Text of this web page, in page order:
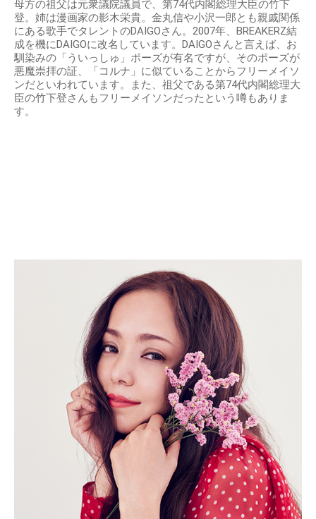
母方の祖父は元衆議院議員で、第74代内閣総理大臣の竹下
登。姉は漫画家の影木栄貴。金丸信や小沢一郎とも親戚関係
にある歌手でタレントのDAIGOさん。2007年、BREAKERZ結
成を機にDAIGOに改名しています。DAIGOさんと言えば、お
馴染みの「ういっしゅ」ポーズが有名ですが、そのポーズが
悪魔崇拝の証、「コルナ」に似ていることからフリーメイソ
ンだといわれています。また、祖父である第74代内閣総理大
臣の竹下登さんもフリーメイソンだったという噂もありま
す。